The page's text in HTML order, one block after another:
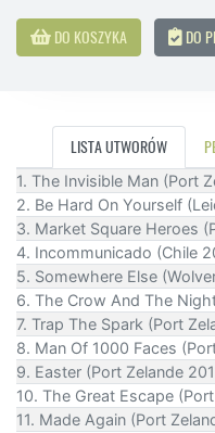
DO KOSZYKA DO
LISTA UTWORÓW
1. The Invisible Man (Port
2. Be Hard On Yourself
3. Market Square Heroes
4. Incommunicado (Chile
5. Somewhere Else
6. The Crow And The
7. Trap The Spark (Port
8. Man Of 1000 Faces
9. Easter (Port Zelande
10. The Great Escape
11. Made Again (Port